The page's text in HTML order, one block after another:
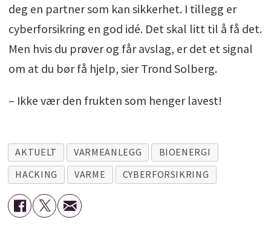
deg en partner som kan sikkerhet. I tillegg er
cyberforsikring en god idé. Det skal litt til å få det.
Men hvis du prøver og får avslag, er det et signal
om at du bør få hjelp, sier Trond Solberg.
– Ikke vær den frukten som henger lavest!
AKTUELT VARMEANLEGG
BIOENERGI
HACKING
VARME CYBERFORSIKRING